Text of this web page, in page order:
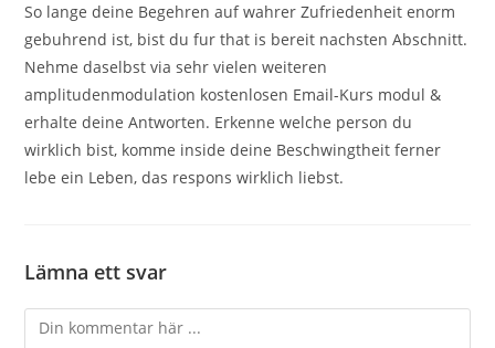
So lange deine Begehren auf wahrer Zufriedenheit enorm
gebuhrend ist, bist du fur that is bereit nachsten Abschnitt.
Nehme daselbst via sehr vielen weiteren
amplitudenmodulation kostenlosen Email-Kurs modul &
erhalte deine Antworten. Erkenne welche person du
wirklich bist, komme inside deine Beschwingtheit ferner
lebe ein Leben, das respons wirklich liebst.
Lämna ett svar